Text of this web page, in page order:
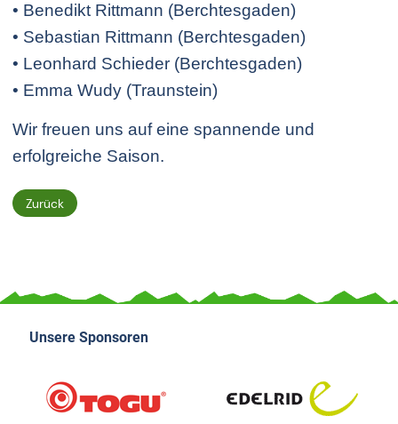
• Benedikt Rittmann (Berchtesgaden)
• Sebastian Rittmann (Berchtesgaden)
• Leonhard Schieder (Berchtesgaden)
• Emma Wudy (Traunstein)
Wir freuen uns auf eine spannende und
erfolgreiche Saison.
Zurück
Unsere Sponsoren